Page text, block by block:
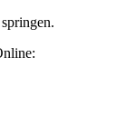
springen.